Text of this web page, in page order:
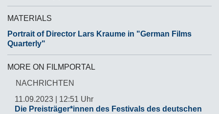
MATERIALS
Portrait of Director Lars Kraume in "German Films
Quarterly"
MORE ON FILMPORTAL
NACHRICHTEN
11.09.2023 | 12:51 Uhr
Die Preisträger*innen des Festivals des deutschen